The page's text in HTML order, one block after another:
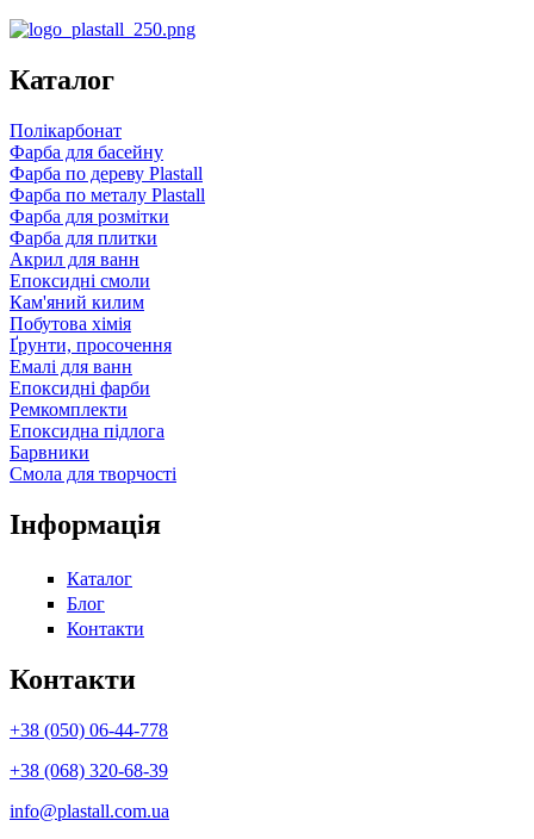
Каталог
Полікарбонат
Фарба для басейну
Фарба по дереву Plastall
Фарба по металу Plastall
Фарба для розмітки
Фарба для плитки
Акрил для ванн
Епоксидні смоли
Кам'яний килим
Побутова хімія
Ґрунти, просочення
Емалі для ванн
Епоксидні фарби
Ремкомплекти
Епоксидна підлога
Барвники
Смола для творчості
Інформація
Каталог
Блог
Контакти
Контакти
+38 (050) 06-44-778
+38 (068) 320-68-39
info@plastall.com.ua